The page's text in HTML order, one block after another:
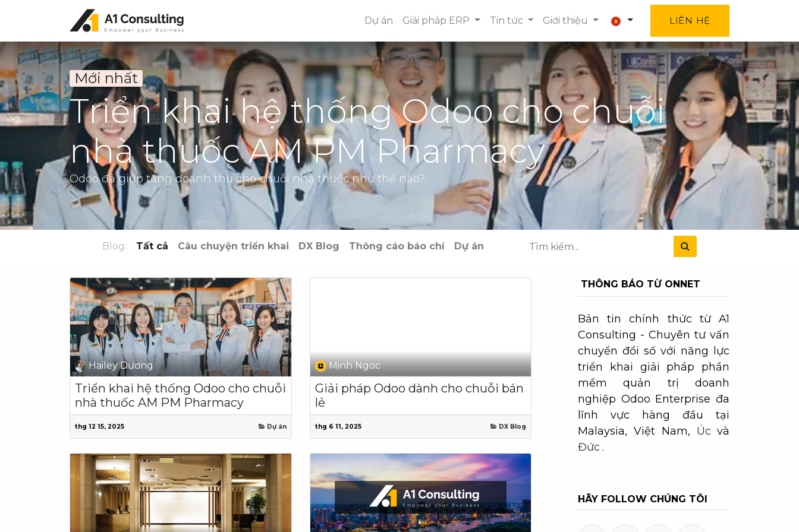
Dự án Giải pháp ERP Tin tức Giới thiệu LIÊN HỆ
Mới nhất
Triển khai hệ thống Odoo cho chuỗi
nhà thuốc AM PM Pharmacy
Odoo đã giúp tăng doanh thu cho chuỗi nhà thuốc như thế nào?
Blog: Tất cả Câu chuyện triển khai DX Blog Thông cáo báo chí Dự án
Hailey Dương
Triển khai hệ thống Odoo cho chuỗi
nhà thuốc AM PM Pharmacy
thg 12 15, 2025 Dự án
Minh Ngoc
Giải pháp Odoo dành cho chuỗi bán
lẻ
thg 6 11, 2025 DX Blog
THÔNG BÁO TỪ ONNET
Bản tin chính thức từ A1
Consulting - Chuyên tư vấn
chuyển đổi số với năng lực
triển khai giải pháp phần
mềm quản trị doanh
nghiệp Odoo Enterprise đa
lĩnh vực hàng đầu tại
Malaysia, Việt Nam, Úc và
Đức .
HÃY FOLLOW CHÚNG TÔI